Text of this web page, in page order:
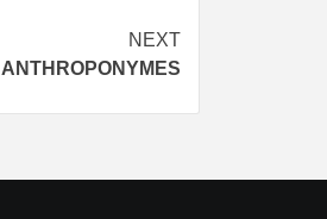
NEXT
ANTHROPONYMES